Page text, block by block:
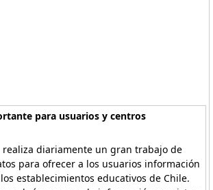
para usuarios y centros
realiza diariamente un gran trabajo de
para ofrecer a los usuarios información
establecimientos educativos de Chile.